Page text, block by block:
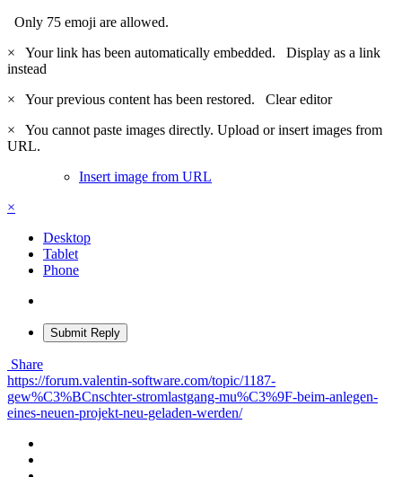
Only 75 emoji are allowed.
×
Your link has been automatically embedded. Display as a link
instead
×
Your previous content has been restored. Clear editor
×
You cannot paste images directly. Upload or insert images from
URL.
Insert image from URL
×
Desktop
Tablet
Phone
Submit Reply
Share
https://forum.valentin-software.com/topic/1187-
gew%C3%BCnschter-stromlastgang-mu%C3%9F-beim-anlegen-
eines-neuen-projekt-neu-geladen-werden/